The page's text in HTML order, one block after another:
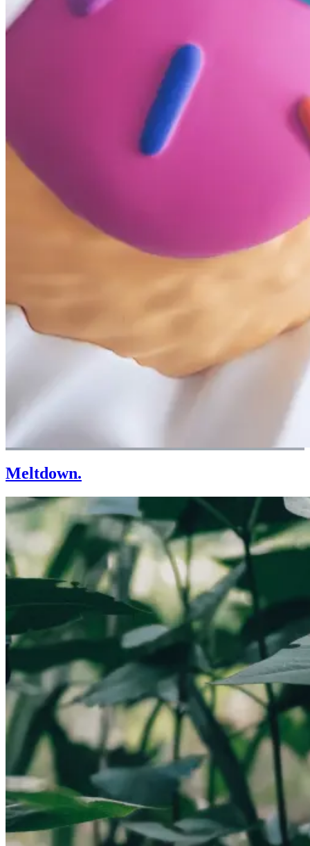
Meltdown.